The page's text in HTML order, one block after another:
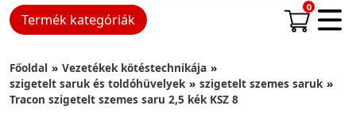
Termék kategóriák
0
Főoldal
Vezetékek kötéstechnikája
szigetelt saruk és toldóhüvelyek
szigetelt szemes saruk
Tracon szigetelt szemes saru 2,5 kék KSZ 8